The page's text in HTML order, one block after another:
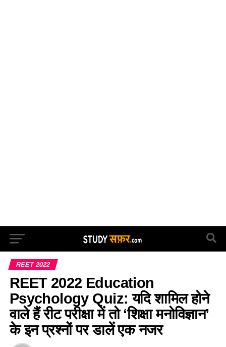
REET 2022
REET 2022 Education
Psychology Quiz: यदि शामिल होने
वाले हैं रीट परीक्षा में तो ‘शिक्षा मनोविज्ञान’
के इन प्रश्नों पर डालें एक नजर